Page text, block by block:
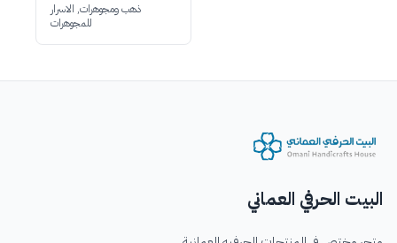
ذهب ومجوهرات, الاسرار
للمجوهرات
البيت الحرفي العماني